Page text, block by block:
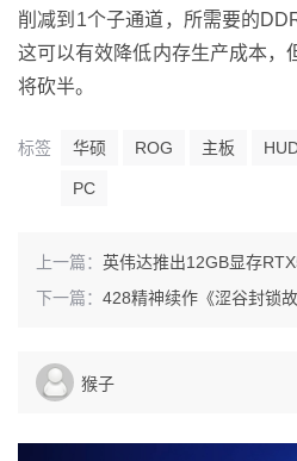
削减到1个子通道，所需要的
这可以有效降低内存生产成本，
将砍半。
标签 华硕 ROG 主板
PC
上一篇： 英伟达推出12GB显存
下一篇： 428精神续作《涩谷封锁故事
猴子